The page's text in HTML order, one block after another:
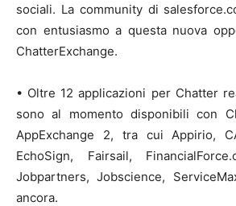
sociali. La community di
con entusiasmo a questa nuova
ChatterExchange.
• Oltre 12 applicazioni per Chatter
sono al momento disponibili con
AppExchange 2, tra cui Appirio,
EchoSign, Fairsail,
Jobpartners, Jobscience,
ancora.